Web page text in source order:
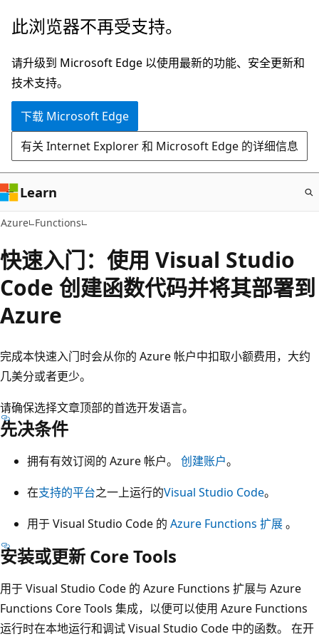
跳
主
要
内
此浏览器不再受支持。
请升级到 Microsoft Edge 以使用最新的功能、安全更新和
技术支持。
下载 Microsoft Edge
有关 Internet Explorer 和 Microsoft Edge 的详细信息
Learn
Azure Functions
快速入门：使用 Visual Studio
Code 创建函数代码并将其部署到
Azure
完成本快速入门时会从你的 Azure 帐户中扣取小额费用，大约
几美分或者更少。
请确保选择文章顶部的首选开发语言。
先决条件
拥有有效订阅的 Azure 帐户。 创建账户。
在支持的平台之一上运行的Visual Studio Code。
用于 Visual Studio Code 的 Azure Functions 扩展。
安装或更新 Core Tools
用于 Visual Studio Code 的 Azure Functions 扩展与 Azure
Functions Core Tools 集成，以便可以使用 Azure Functions
运行时在本地运行和调试 Visual Studio Code 中的函数。 在开